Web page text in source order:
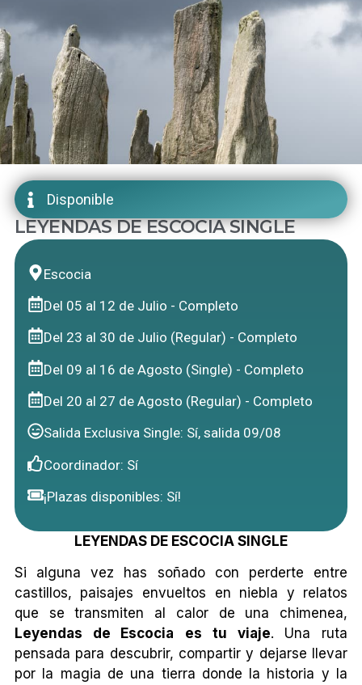
Disponible
LEYENDAS DE ESCOCIA SINGLE
Escocia
Del 05 al 12 de Julio - Completo
Del 23 al 30 de Julio (Regular) - Completo
Del 09 al 16 de Agosto (Single) - Completo
Del 20 al 27 de Agosto (Regular) - Completo
Salida Exclusiva Single: Sí, salida 09/08
Coordinador: Sí
¡Plazas disponibles: Sí!
LEYENDAS DE ESCOCIA SINGLE
Si alguna vez has soñado con perderte entre
castillos, paisajes envueltos en niebla y relatos
que se transmiten al calor de una chimenea,
Leyendas de Escocia
es tu viaje. Una ruta
pensada para descubrir, compartir y dejarse llevar
por la magia de una tierra donde la historia y la